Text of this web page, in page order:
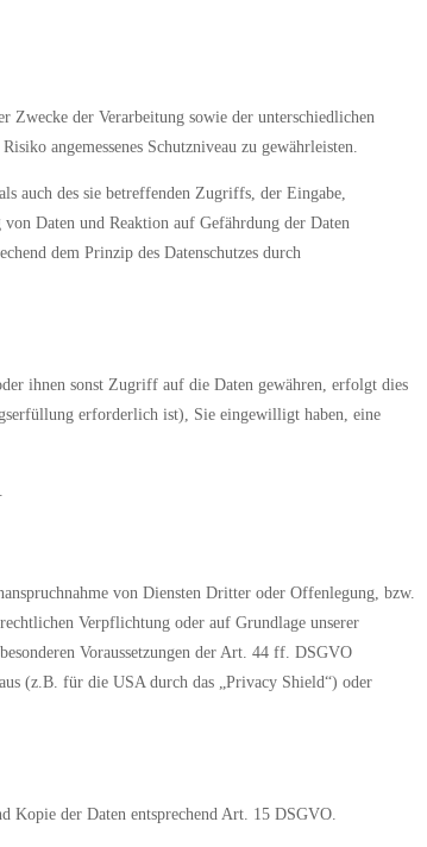
Zwecke der Verarbeitung sowie der unterschiedlichen
angemessenes Schutzniveau zu gewährleisten.
auch des sie betreffenden Zugriffs, der Eingabe,
Daten und Reaktion auf Gefährdung der Daten
dem Prinzip des Datenschutzes durch
ihnen sonst Zugriff auf die Daten gewähren, erfolgt dies
erforderlich ist), Sie eingewilligt haben, eine
von Diensten Dritter oder Offenlegung, bzw.
Verpflichtung oder auf Grundlage unserer
Voraussetzungen der Art. 44 ff. DSGVO
(z.B. für die USA durch das „Privacy Shield“) oder
Kopie der Daten entsprechend Art. 15 DSGVO.